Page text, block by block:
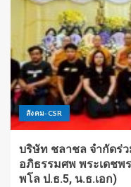
สังคม-CSR
บริษัท ชลาชล จำกัดร่
อภิธรรมศพ พระเดช
พโล ป.ธ.5, น.ธ.เอก)